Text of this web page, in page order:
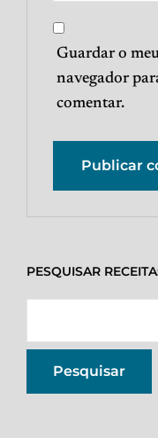
Guardar o
navegador
comentar.
PESQUISAR